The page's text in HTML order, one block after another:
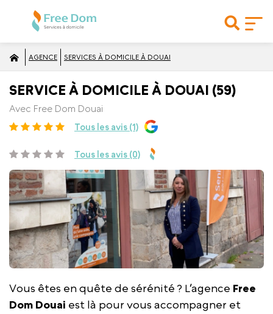
AGENCE SERVICES À DOMICILE À DOUAI
SERVICE À DOMICILE À DOUAI (59)
Avec Free Dom Douai
Tous les avis (1)
Tous les avis (0)
Vous êtes en quête de sérénité ? L’agence Free
Dom Douai est là pour vous accompagner et